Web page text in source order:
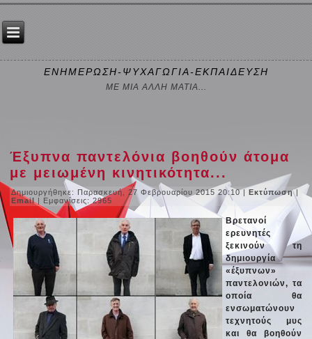
ΕΝΗΜΕΡΩΣΗ-ΨΥΧΑΓΩΓΙΑ-ΕΚΠΑΙΔΕΥΣΗ
ΜΕ ΜΙΑ ΑΛΛΗ ΜΑΤΙΑ...
Έξυπνα παντελόνια βοηθούν άτομα
με μειωμένη κινητικότητα...
Δημιουργήθηκε: Παρασκευή, 27 Φεβρουαρίου 2015 20:10|Εκτύπωση|
Email | Εμφανίσεις: 2965
Βρετανοί
ερευνητές
ξεκινούν τη
δημιουργία
«έξυπνων»
παντελονιών, τα
οποία θα
ενσωματώνουν
τεχνητούς μυς
και θα βοηθούν